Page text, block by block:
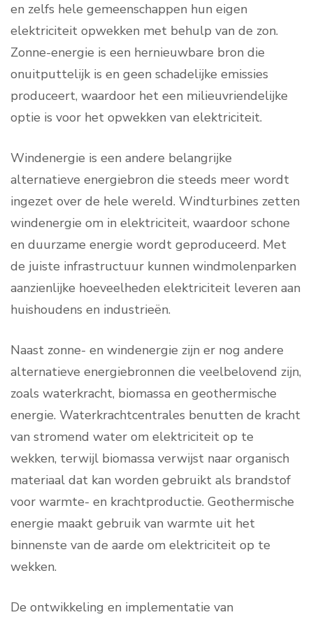
en zelfs hele gemeenschappen hun eigen
elektriciteit opwekken met behulp van de zon.
Zonne-energie is een hernieuwbare bron die
onuitputtelijk is en geen schadelijke emissies
produceert, waardoor het een milieuvriendelijke
optie is voor het opwekken van elektriciteit.
Windenergie is een andere belangrijke
alternatieve energiebron die steeds meer wordt
ingezet over de hele wereld. Windturbines zetten
windenergie om in elektriciteit, waardoor schone
en duurzame energie wordt geproduceerd. Met
de juiste infrastructuur kunnen windmolenparken
aanzienlijke hoeveelheden elektriciteit leveren aan
huishoudens en industrieën.
Naast zonne- en windenergie zijn er nog andere
alternatieve energiebronnen die veelbelovend zijn,
zoals waterkracht, biomassa en geothermische
energie. Waterkrachtcentrales benutten de kracht
van stromend water om elektriciteit op te
wekken, terwijl biomassa verwijst naar organisch
materiaal dat kan worden gebruikt als brandstof
voor warmte- en krachtproductie. Geothermische
energie maakt gebruik van warmte uit het
binnenste van de aarde om elektriciteit op te
wekken.
De ontwikkeling en implementatie van